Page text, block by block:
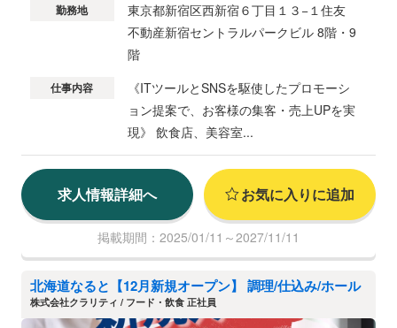
勤務地
東京都新宿区西新宿６丁目１３−１住友
不動産新宿セントラルパークビル 8階・9
階
仕事内容
《ITツールとSNSを駆使したプロモーシ
ョン提案で、お客様の集客・売上UPを実
現》 飲食店、美容室...
求人情報詳細へ お気に入りに追加
掲載期間：2025/01/11～2027/11/11
北海道なると【12月新規オープン】 調理/仕込み/ホール
株式会社クラリティ / フード・飲食 正社員